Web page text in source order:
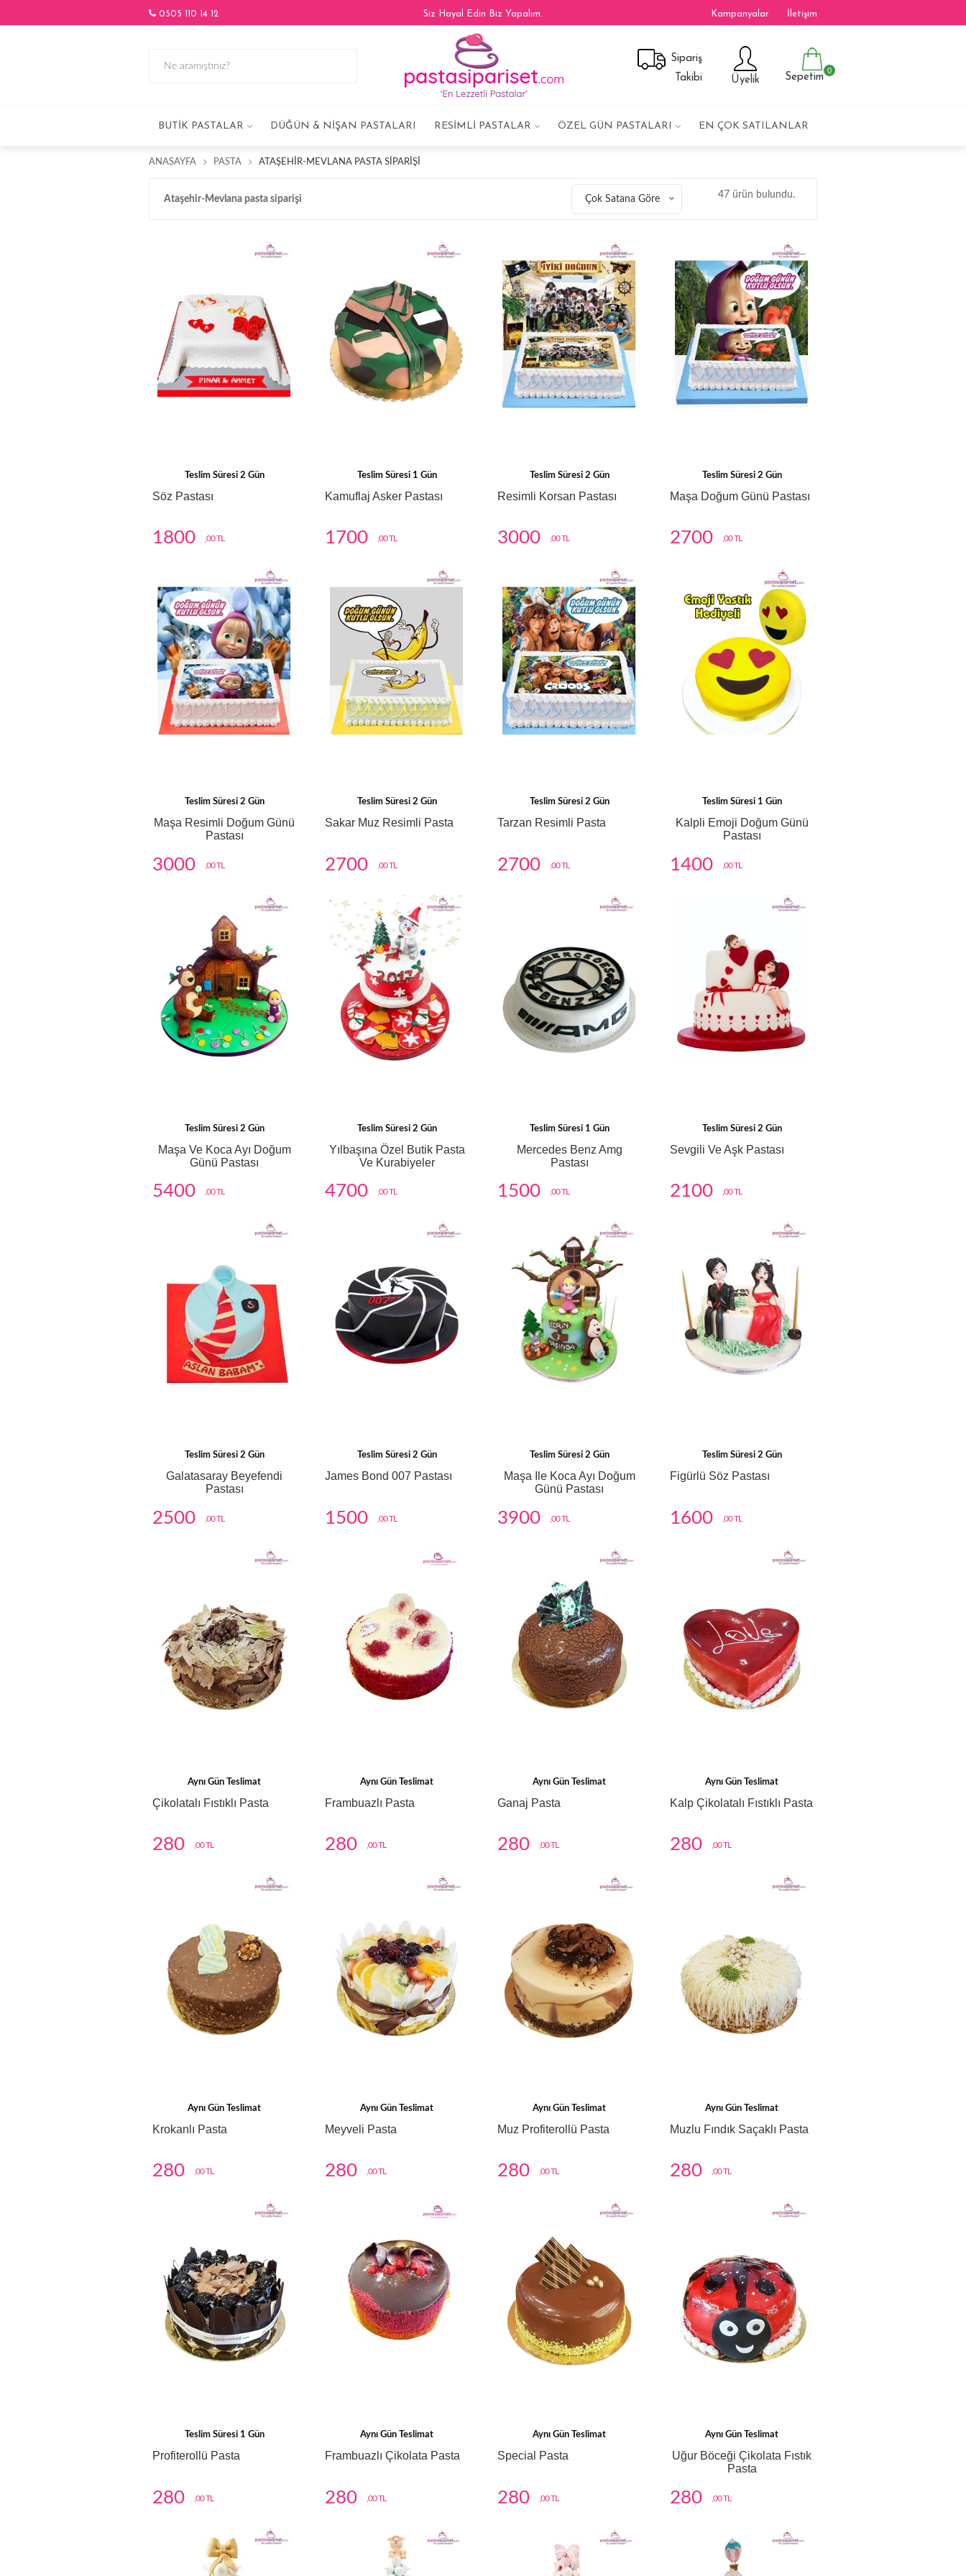
0505 110 14 12 Siz Hayal Edin Biz Yapalım. Kampanyalar İletişim
Sipariş
Takibi
Üyelik Sepetim
0
BUTIK PASTALAR DÜĞÜN & NIŞAN PASTALARI RESIMLI PASTALAR ÖZEL GÜN PASTALARI EN ÇOK SATILANLAR
ANASAYFA PASTA ATAŞEHIR-MEVLANA PASTA SIPARIŞI
Ataşehir-Mevlana pasta siparişi Çok Satana Göre 47 ürün bulundu.
Teslim Süresi 2 Gün
Söz Pastası
1800 ,00 TL
Teslim Süresi 1 Gün
Kamuflaj Asker Pastası
1700 ,00 TL
Teslim Süresi 2 Gün
Resimli Korsan Pastası
3000 ,00 TL
Teslim Süresi 2 Gün
Maşa Doğum Günü Pastası
2700 ,00 TL
Teslim Süresi 2 Gün
Maşa Resimli Doğum Günü
Pastası
3000 ,00 TL
Teslim Süresi 2 Gün
Sakar Muz Resimli Pasta
2700 ,00 TL
Teslim Süresi 2 Gün
Tarzan Resimli Pasta
2700 ,00 TL
Teslim Süresi 1 Gün
Kalpli Emoji Doğum Günü
Pastası
1400 ,00 TL
Teslim Süresi 2 Gün
Maşa Ve Koca Ayı Doğum
Günü Pastası
5400 ,00 TL
Teslim Süresi 2 Gün
Yılbaşına Özel Butik Pasta
Ve Kurabiyeler
4700 ,00 TL
Teslim Süresi 1 Gün
Mercedes Benz Amg
Pastası
1500 ,00 TL
Teslim Süresi 2 Gün
Sevgili Ve Aşk Pastası
2100 ,00 TL
Teslim Süresi 2 Gün
Galatasaray Beyefendi
Pastası
2500 ,00 TL
Teslim Süresi 2 Gün
James Bond 007 Pastası
1500 ,00 TL
Teslim Süresi 2 Gün
Maşa Ile Koca Ayı Doğum
Günü Pastası
3900 ,00 TL
Teslim Süresi 2 Gün
Figürlü Söz Pastası
1600 ,00 TL
Aynı Gün Teslimat
Çikolatalı Fıstıklı Pasta
280 ,00 TL
Aynı Gün Teslimat
Frambuazlı Pasta
280 ,00 TL
Aynı Gün Teslimat
Ganaj Pasta
280 ,00 TL
Aynı Gün Teslimat
Kalp Çikolatalı Fıstıklı Pasta
280 ,00 TL
Aynı Gün Teslimat
Krokanlı Pasta
280 ,00 TL
Aynı Gün Teslimat
Meyveli Pasta
280 ,00 TL
Aynı Gün Teslimat
Muz Profiterollü Pasta
280 ,00 TL
Aynı Gün Teslimat
Muzlu Fındık Saçaklı Pasta
280 ,00 TL
Teslim Süresi 1 Gün
Profiterollü Pasta
280 ,00 TL
Aynı Gün Teslimat
Frambuazlı Çikolata Pasta
280 ,00 TL
Aynı Gün Teslimat
Special Pasta
280 ,00 TL
Aynı Gün Teslimat
Uğur Böceği Çikolata Fıstık
Pasta
280 ,00 TL